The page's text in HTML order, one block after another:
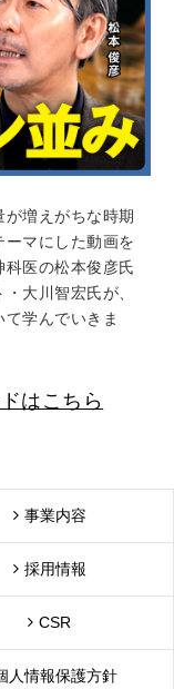
増えがちな時期
マにした動画を
医の松本俊彦氏
大川智宏氏が、
学んでいきま
はこちら
事業内容
採用情報
CSR
人情報保護方針